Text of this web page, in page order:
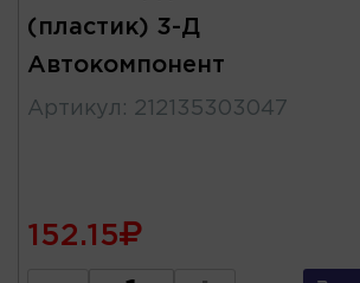
(пластик) 3-Д
Автокомпонент
Артикул : 212135303047
152.15